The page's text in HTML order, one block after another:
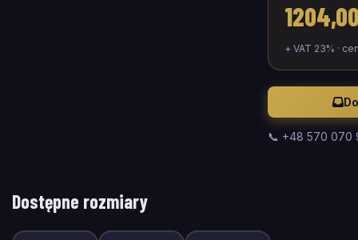
+ VAT 23% ·
📞 +48 570 070
Dostępne rozmiary